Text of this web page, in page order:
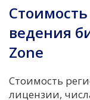
ведения
Zone
Стоимость
лицензии,